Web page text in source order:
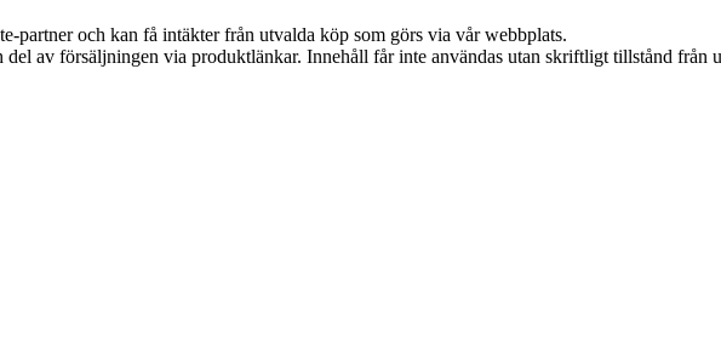
partner och kan få intäkter från utvalda köp som görs via vår webbplats.
av försäljningen via produktlänkar. Innehåll får inte användas utan skriftligt tillstånd från